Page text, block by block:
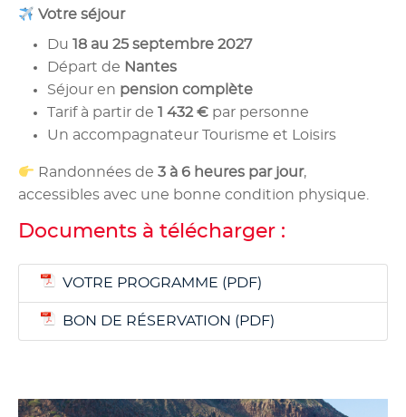
Votre séjour
Du 18 au 25 septembre 2027
Départ de Nantes
Séjour en pension complète
Tarif à partir de 1 432 € par personne
Un accompagnateur Tourisme et Loisirs
Randonnées de3 à 6 heures par jour,
accessibles avec une bonne condition physique.
Documents à télécharger :
VOTRE PROGRAMME
BON DE RÉSERVATION